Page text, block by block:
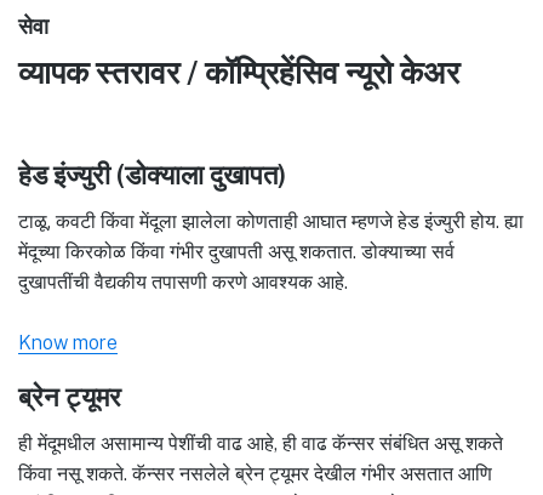
सेवा
व्यापक स्तरावर / कॉम्प्रिहेंसिव न्यूरो केअर
हेड इंज्युरी (डोक्याला दुखापत)
टाळू, कवटी किंवा मेंदूला झालेला कोणताही आघात म्हणजे हेड इंज्युरी होय. ह्या
मेंदूच्या किरकोळ किंवा गंभीर दुखापती असू शकतात. डोक्याच्या सर्व
दुखापतींची वैद्यकीय तपासणी करणे आवश्यक आहे.
Know more
ब्रेन ट्यूमर
ही मेंदूमधील असामान्य पेशींची वाढ आहे, ही वाढ कॅन्सर संबंधित असू शकते
किंवा नसू शकते. कॅन्सर नसलेले ब्रेन ट्यूमर देखील गंभीर असतात आणि